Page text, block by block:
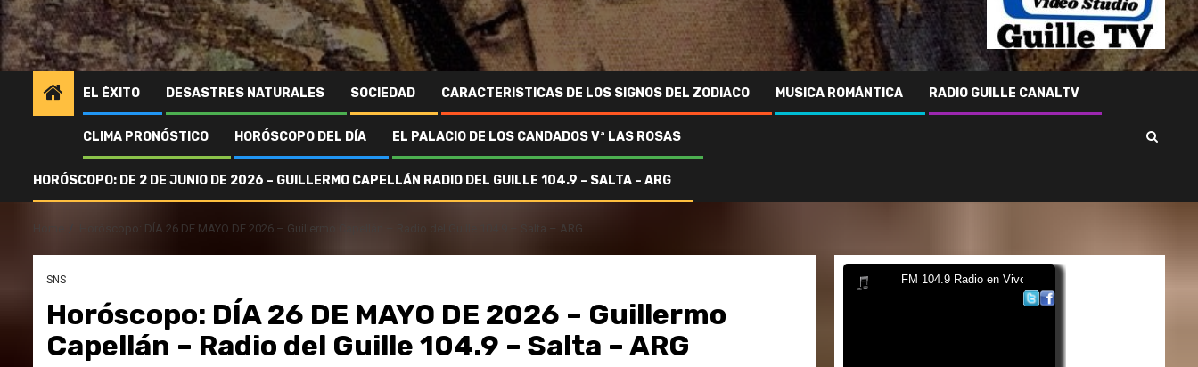
Rosas–
Guille
EL ÉXITO DESASTRES NATURALES SOCIEDAD CARACTERISTICAS DE LOS SIGNOS DEL ZODIACO MUSICA ROMÁNTICA RADIO GUILLE CANALTV
CLIMA PRONÓSTICO HORÓSCOPO DEL DÍA EL PALACIO DE LOS CANDADOS Vª LAS ROSAS
HORÓSCOPO: DE 2 DE JUNIO DE 2026 – GUILLERMO CAPELLÁN RADIO DEL GUILLE 104.9 – SALTA – ARG
Horóscopo: DÍA 26 DE MAYO DE 2026 – Guillermo Capellán – Radio del Guille 104.9 – Salta – ARG
SNS
Horóscopo: DÍA 26 DE MAYO DE 2026 – Guillermo
Capellán – Radio del Guille 104.9 – Salta – ARG